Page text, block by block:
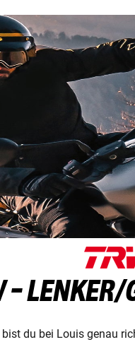
- LENKER/
du bei Louis genau